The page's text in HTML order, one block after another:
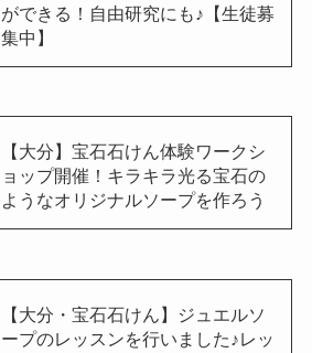
ができる！自由研究にも♪【生徒募
集中】
【大分】宝石石けん体験ワークシ
ョップ開催！キラキラ光る宝石の
ようなオリジナルソープを作ろう
【大分・宝石石けん】ジュエルソ
ープのレッスンを行いました♪レッ